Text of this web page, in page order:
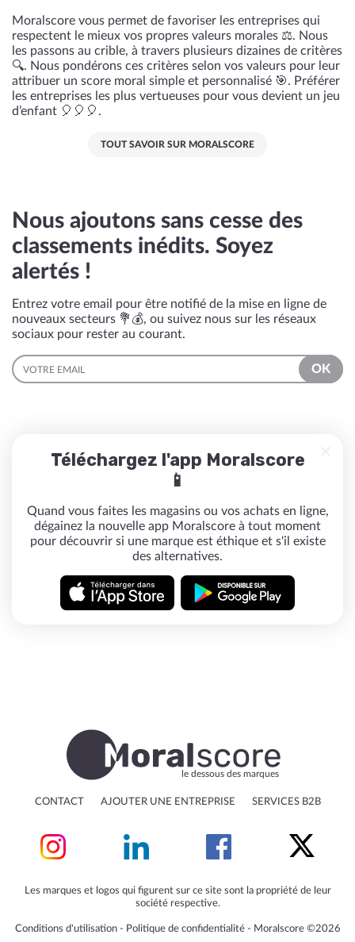
Moralscore vous permet de favoriser les entreprises qui
respectent le mieux vos propres valeurs morales ⚖️. Nous
les passons au crible, à travers plusieurs dizaines de critères
🔍. Nous pondérons ces critères selon vos valeurs pour leur
attribuer un score moral simple et personnalisé 🎯. Préférer
les entreprises les plus vertueuses pour vous devient un jeu
d’enfant 🎈🎈🎈.
TOUT SAVOIR SUR MORALSCORE
Nous ajoutons sans cesse des
classements inédits. Soyez
alertés !
Entrez votre email pour être notifié de la mise en ligne de
nouveaux secteurs 💐💰, ou suivez nous sur les réseaux
sociaux pour rester au courant.
EMAIL
OK
Téléchargez l'app Moralscore
📱
Quand vous faites les magasins ou vos achats en ligne,
dégainez la nouvelle app Moralscore à tout moment
pour découvrir si une marque est éthique et s'il existe
des alternatives.
le dessous des marques
CONTACT AJOUTER UNE ENTREPRISE SERVICES B2B
Les marques et logos qui figurent sur ce site sont la propriété de leur
société respective.
Conditions d'utilisation‐ Politique de confidentialité‐ Moralscore ©2026